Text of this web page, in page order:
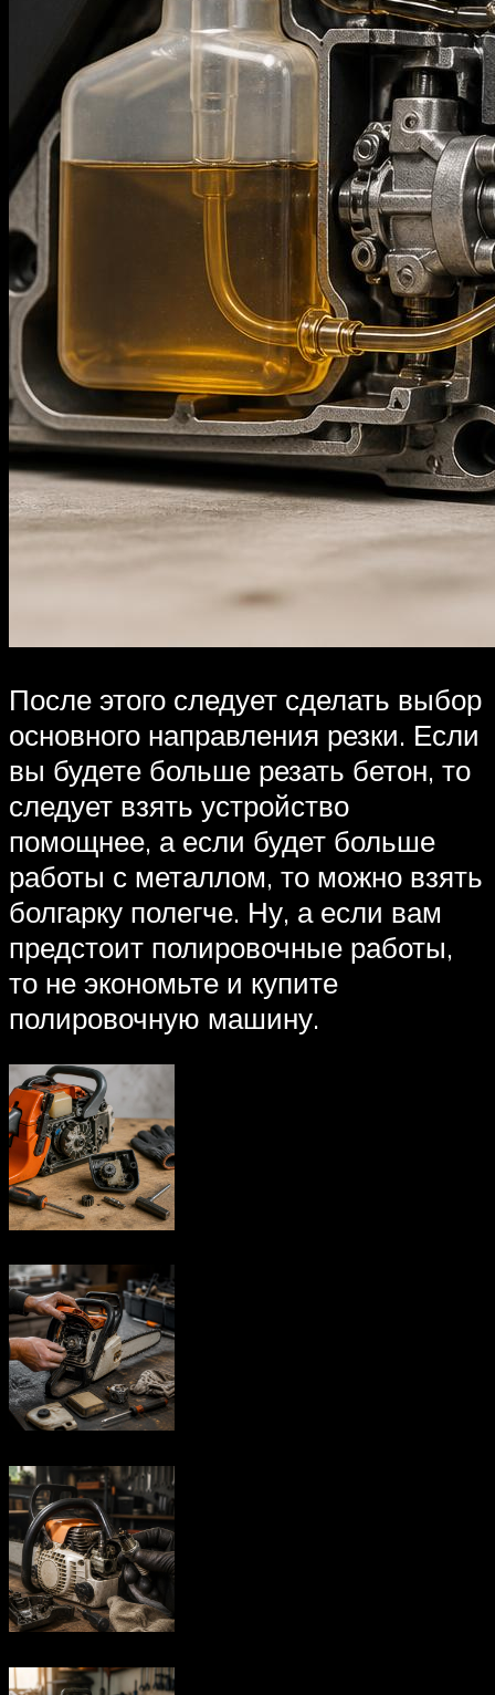
После этого следует сделать выбор
основного направления резки. Если
вы будете больше резать бетон, то
следует взять устройство
помощнее, а если будет больше
работы с металлом, то можно взять
болгарку полегче. Ну, а если вам
предстоит полировочные работы,
то не экономьте и купите
полировочную машину.